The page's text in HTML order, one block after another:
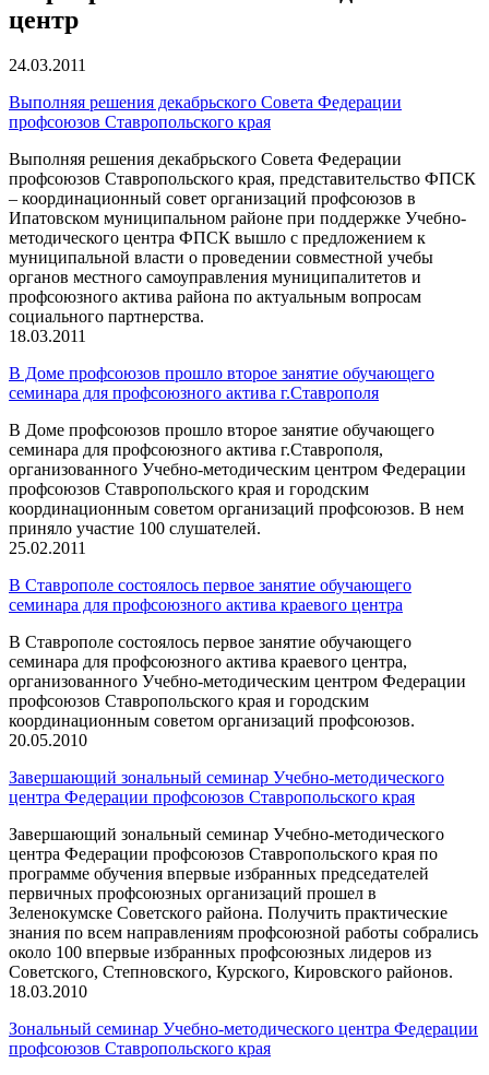
центр
24.03.2011
Выполняя решения декабрьского Совета Федерации
профсоюзов Ставропольского края
Выполняя решения декабрьского Совета Федерации
профсоюзов Ставропольского края, представительство ФПСК
– координационный совет организаций профсоюзов в
Ипатовском муниципальном районе при поддержке Учебно-
методического центра ФПСК вышло с предложением к
муниципальной власти о проведении совместной учебы
органов местного самоуправления муниципалитетов и
профсоюзного актива района по актуальным вопросам
социального партнерства.
18.03.2011
В Доме профсоюзов прошло второе занятие обучающего
семинара для профсоюзного актива г.Ставрополя
В Доме профсоюзов прошло второе занятие обучающего
семинара для профсоюзного актива г.Ставрополя,
организованного Учебно-методическим центром Федерации
профсоюзов Ставропольского края и городским
координационным советом организаций профсоюзов. В нем
приняло участие 100 слушателей.
25.02.2011
В Ставрополе состоялось первое занятие обучающего
семинара для профсоюзного актива краевого центра
В Ставрополе состоялось первое занятие обучающего
семинара для профсоюзного актива краевого центра,
организованного Учебно-методическим центром Федерации
профсоюзов Ставропольского края и городским
координационным советом организаций профсоюзов.
20.05.2010
Завершающий зональный семинар Учебно-методического
центра Федерации профсоюзов Ставропольского края
Завершающий зональный семинар Учебно-методического
центра Федерации профсоюзов Ставропольского края по
программе обучения впервые избранных председателей
первичных профсоюзных организаций прошел в
Зеленокумске Советского района. Получить практические
знания по всем направлениям профсоюзной работы собрались
около 100 впервые избранных профсоюзных лидеров из
Советского, Степновского, Курского, Кировского районов.
18.03.2010
Зональный семинар Учебно-методического центра Федерации
профсоюзов Ставропольского края